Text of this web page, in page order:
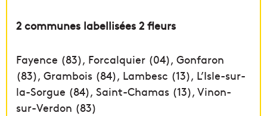
2 communes labellisées 2 fleurs
Fayence (83), Forcalquier (04), Gonfaron
(83), Grambois (84), Lambesc (13), L’Isle-sur-
la-Sorgue (84), Saint-Chamas (13), Vinon-
sur-Verdon (83)